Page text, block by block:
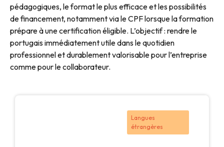
pédagogiques, le format le plus efficace et les possibilités
de financement, notamment via le CPF lorsque la formation
prépare à une certification éligible. L’objectif : rendre le
portugais immédiatement utile dans le quotidien
professionnel et durablement valorisable pour l’entreprise
comme pour le collaborateur.
Langues
étrangères